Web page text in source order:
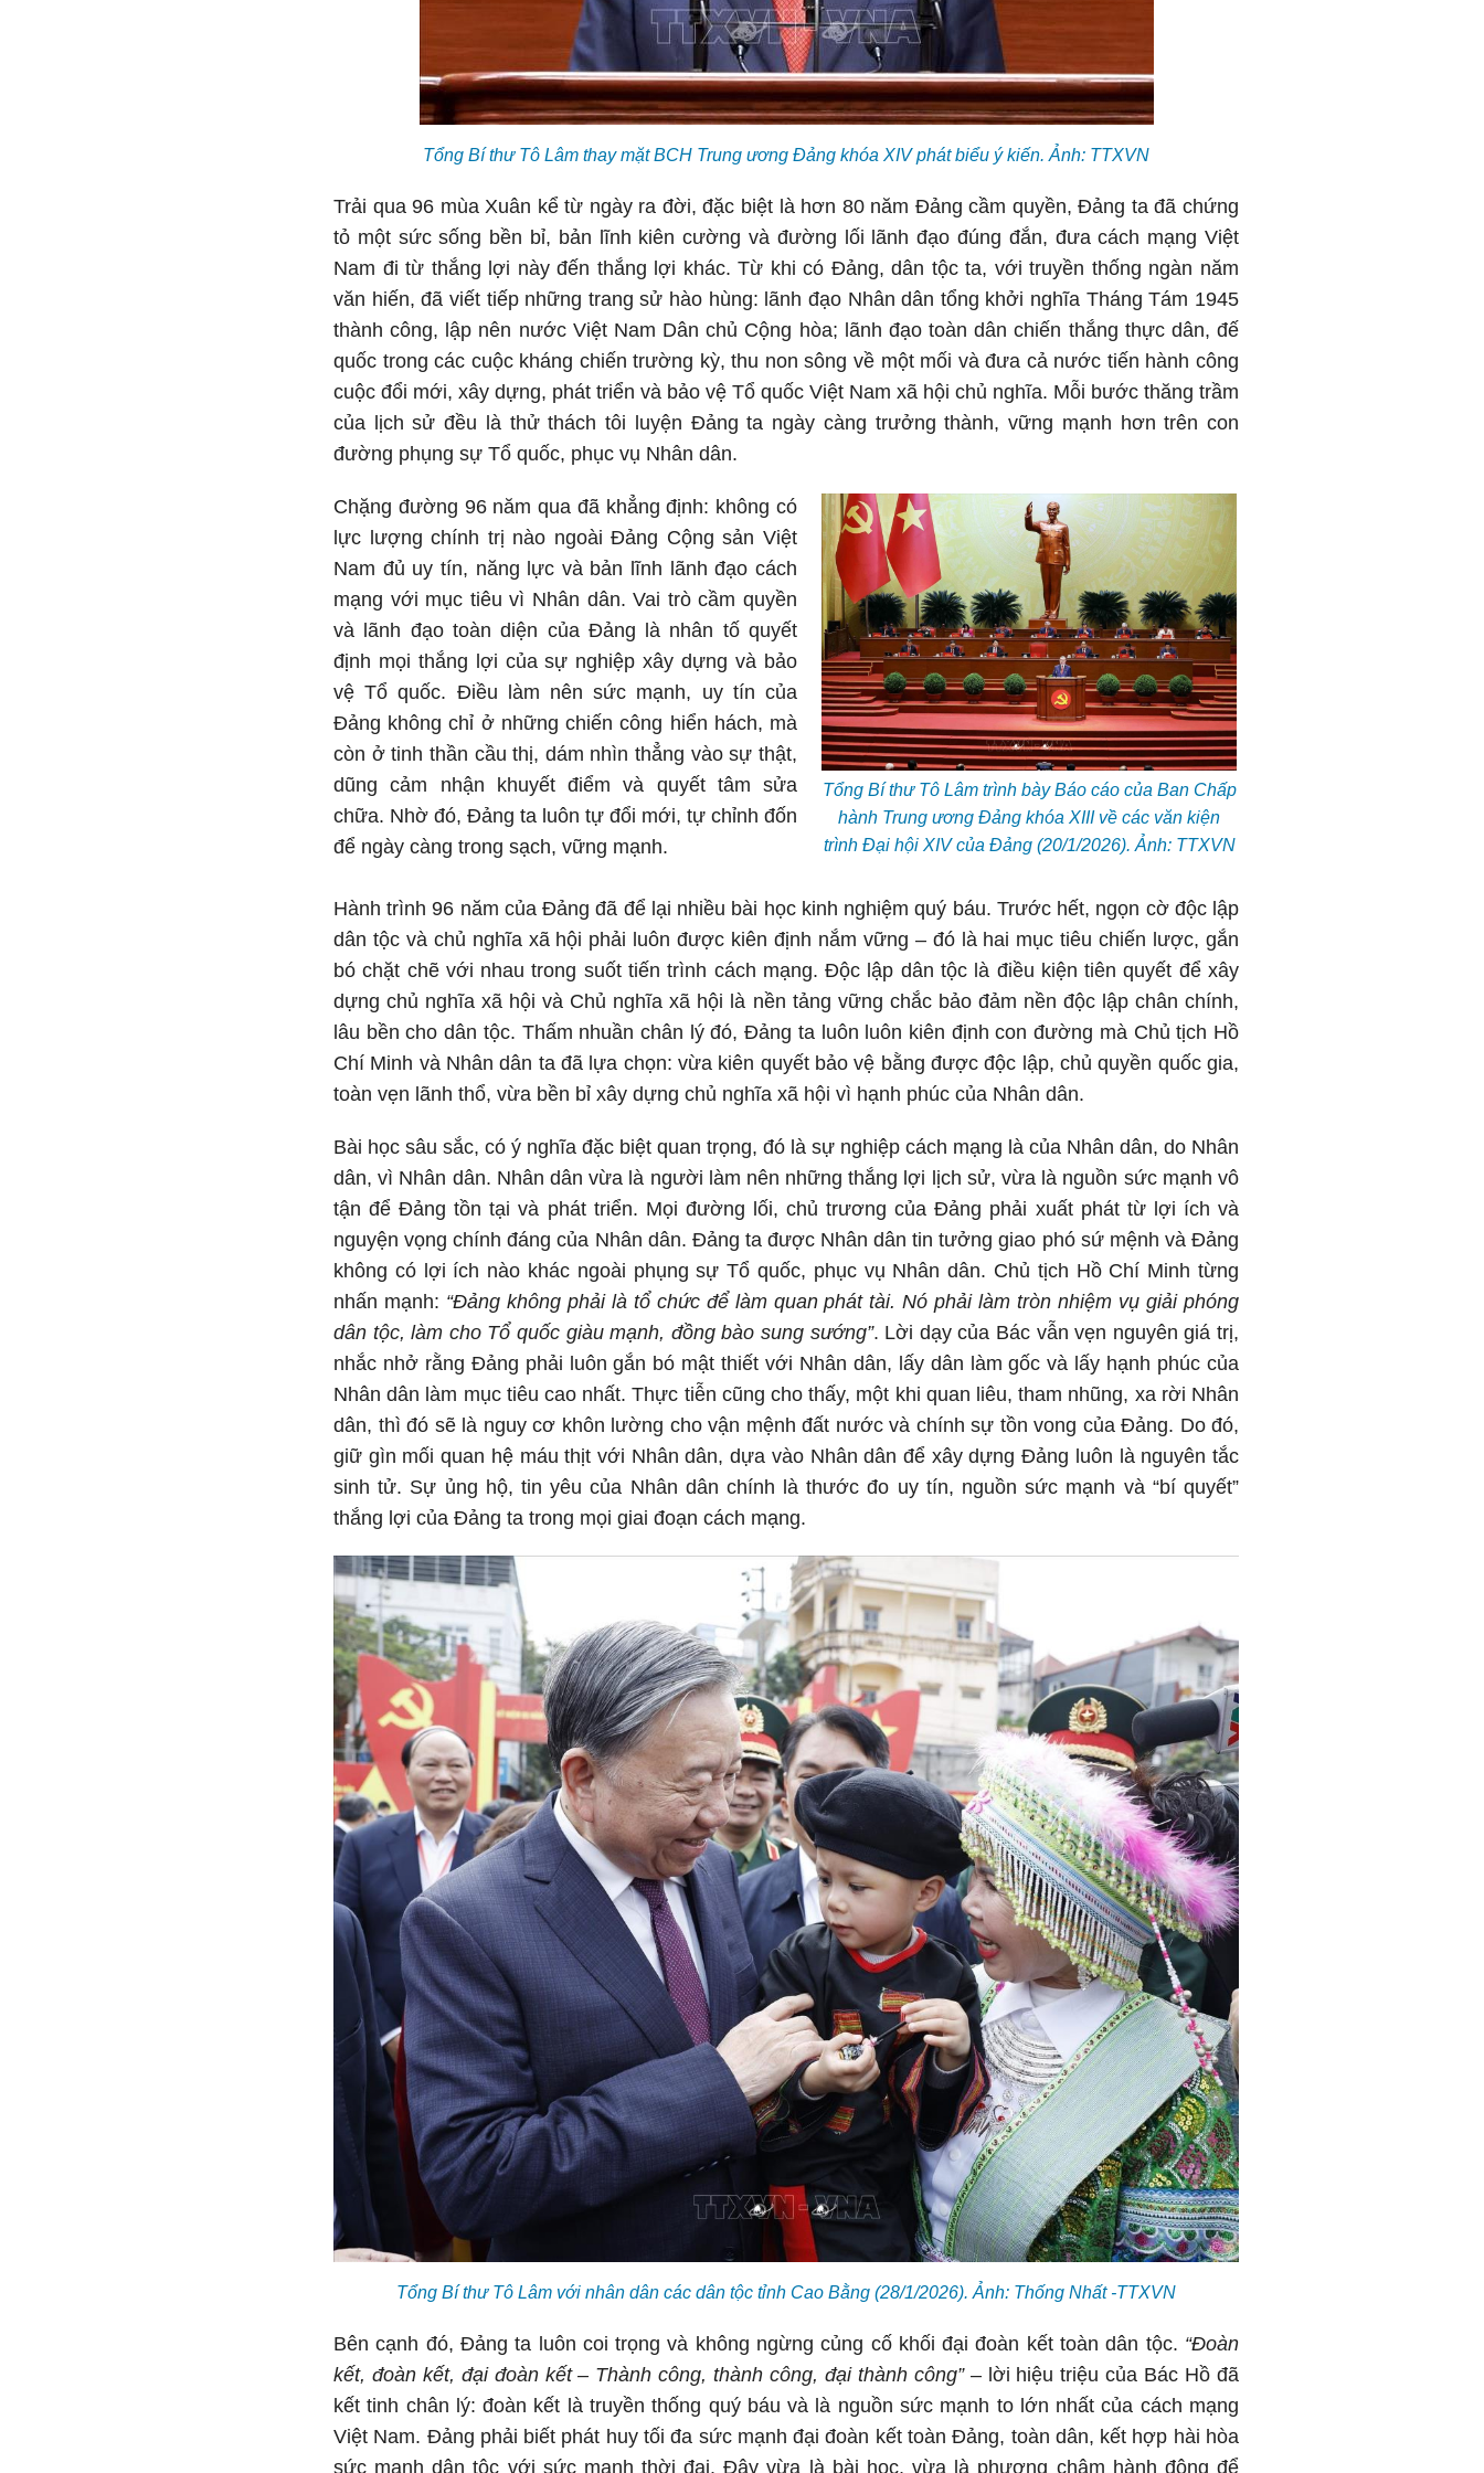
Tổng Bí thư Tô Lâm thay mặt BCH Trung ương Đảng khóa XIV phát biểu ý kiến. Ảnh: TTXVN
Trải qua 96 mùa Xuân kể từ ngày ra đời, đặc biệt là hơn 80 năm Đảng cầm quyền, Đảng ta đã chứng
tỏ một sức sống bền bỉ, bản lĩnh kiên cường và đường lối lãnh đạo đúng đắn, đưa cách mạng Việt
Nam đi từ thắng lợi này đến thắng lợi khác. Từ khi có Đảng, dân tộc ta, với truyền thống ngàn năm
văn hiến, đã viết tiếp những trang sử hào hùng: lãnh đạo Nhân dân tổng khởi nghĩa Tháng Tám 1945
thành công, lập nên nước Việt Nam Dân chủ Cộng hòa; lãnh đạo toàn dân chiến thắng thực dân, đế
quốc trong các cuộc kháng chiến trường kỳ, thu non sông về một mối và đưa cả nước tiến hành công
cuộc đổi mới, xây dựng, phát triển và bảo vệ Tổ quốc Việt Nam xã hội chủ nghĩa. Mỗi bước thăng trầm
của lịch sử đều là thử thách tôi luyện Đảng ta ngày càng trưởng thành, vững mạnh hơn trên con
đường phụng sự Tổ quốc, phục vụ Nhân dân.
Tổng Bí thư Tô Lâm trình bày Báo cáo của Ban Chấp
hành Trung ương Đảng khóa XIII về các văn kiện
trình Đại hội XIV của Đảng (20/1/2026). Ảnh: TTXVN
Chặng đường 96 năm qua đã khẳng định: không có
lực lượng chính trị nào ngoài Đảng Cộng sản Việt
Nam đủ uy tín, năng lực và bản lĩnh lãnh đạo cách
mạng với mục tiêu vì Nhân dân. Vai trò cầm quyền
và lãnh đạo toàn diện của Đảng là nhân tố quyết
định mọi thắng lợi của sự nghiệp xây dựng và bảo
vệ Tổ quốc. Điều làm nên sức mạnh, uy tín của
Đảng không chỉ ở những chiến công hiển hách, mà
còn ở tinh thần cầu thị, dám nhìn thẳng vào sự thật,
dũng cảm nhận khuyết điểm và quyết tâm sửa
chữa. Nhờ đó, Đảng ta luôn tự đổi mới, tự chỉnh đốn
để ngày càng trong sạch, vững mạnh.
Hành trình 96 năm của Đảng đã để lại nhiều bài học kinh nghiệm quý báu. Trước hết, ngọn cờ độc lập
dân tộc và chủ nghĩa xã hội phải luôn được kiên định nắm vững – đó là hai mục tiêu chiến lược, gắn
bó chặt chẽ với nhau trong suốt tiến trình cách mạng. Độc lập dân tộc là điều kiện tiên quyết để xây
dựng chủ nghĩa xã hội và Chủ nghĩa xã hội là nền tảng vững chắc bảo đảm nền độc lập chân chính,
lâu bền cho dân tộc. Thấm nhuần chân lý đó, Đảng ta luôn luôn kiên định con đường mà Chủ tịch Hồ
Chí Minh và Nhân dân ta đã lựa chọn: vừa kiên quyết bảo vệ bằng được độc lập, chủ quyền quốc gia,
toàn vẹn lãnh thổ, vừa bền bỉ xây dựng chủ nghĩa xã hội vì hạnh phúc của Nhân dân.
Bài học sâu sắc, có ý nghĩa đặc biệt quan trọng, đó là sự nghiệp cách mạng là của Nhân dân, do Nhân
dân, vì Nhân dân. Nhân dân vừa là người làm nên những thắng lợi lịch sử, vừa là nguồn sức mạnh vô
tận để Đảng tồn tại và phát triển. Mọi đường lối, chủ trương của Đảng phải xuất phát từ lợi ích và
nguyện vọng chính đáng của Nhân dân. Đảng ta được Nhân dân tin tưởng giao phó sứ mệnh và Đảng
không có lợi ích nào khác ngoài phụng sự Tổ quốc, phục vụ Nhân dân. Chủ tịch Hồ Chí Minh từng
nhấn mạnh: “Đảng không phải là tổ chức để làm quan phát tài. Nó phải làm tròn nhiệm vụ giải phóng
dân tộc, làm cho Tổ quốc giàu mạnh, đồng bào sung sướng”. Lời dạy của Bác vẫn vẹn nguyên giá trị,
nhắc nhở rằng Đảng phải luôn gắn bó mật thiết với Nhân dân, lấy dân làm gốc và lấy hạnh phúc của
Nhân dân làm mục tiêu cao nhất. Thực tiễn cũng cho thấy, một khi quan liêu, tham nhũng, xa rời Nhân
dân, thì đó sẽ là nguy cơ khôn lường cho vận mệnh đất nước và chính sự tồn vong của Đảng. Do đó,
giữ gìn mối quan hệ máu thịt với Nhân dân, dựa vào Nhân dân để xây dựng Đảng luôn là nguyên tắc
sinh tử. Sự ủng hộ, tin yêu của Nhân dân chính là thước đo uy tín, nguồn sức mạnh và “bí quyết”
thắng lợi của Đảng ta trong mọi giai đoạn cách mạng.
Tổng Bí thư Tô Lâm với nhân dân các dân tộc tỉnh Cao Bằng (28/1/2026). Ảnh: Thống Nhất -TTXVN
Bên cạnh đó, Đảng ta luôn coi trọng và không ngừng củng cố khối đại đoàn kết toàn dân tộc. “Đoàn
kết, đoàn kết, đại đoàn kết – Thành công, thành công, đại thành công”– lời hiệu triệu của Bác Hồ đã
kết tinh chân lý: đoàn kết là truyền thống quý báu và là nguồn sức mạnh to lớn nhất của cách mạng
Việt Nam. Đảng phải biết phát huy tối đa sức mạnh đại đoàn kết toàn Đảng, toàn dân, kết hợp hài hòa
sức mạnh dân tộc với sức mạnh thời đại. Đây vừa là bài học, vừa là phương châm hành động để